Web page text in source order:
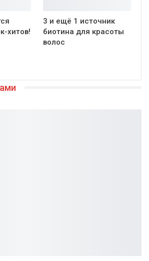
хитов!
3 и ещё 1 источник
биотина для красоты
волос